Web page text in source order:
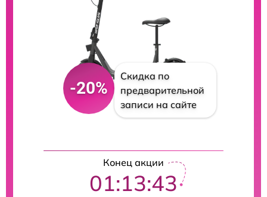
-20%
Скидка по
предварительной
записи на сайте
Конец акции
01:13:42